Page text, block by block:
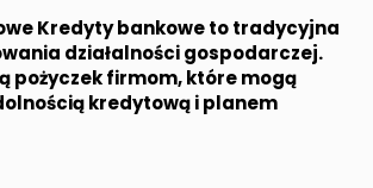
Kredyty bankowe to tradycyjna
działalności gospodarczej.
pożyczek firmom, które mogą
kredytową i planem